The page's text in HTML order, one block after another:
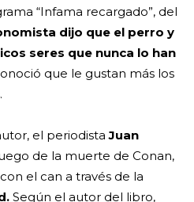
“Infama recargado”, del
dijo que el perro y
seres que nunca lo han
que le gustan más los
el periodistaJuan
de la muerte de Conan,
el can a través de la
Según el autor del libro,